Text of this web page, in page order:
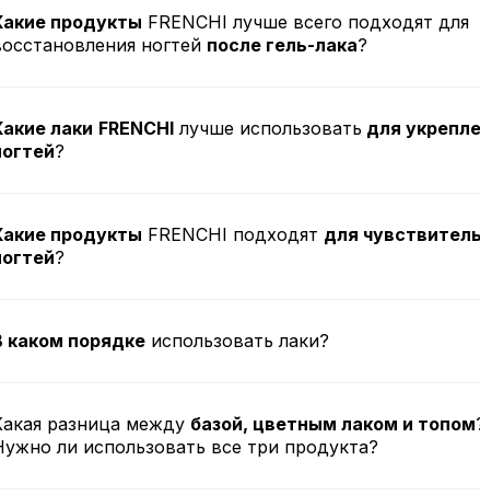
продукты FRENCHI лучше всего подходят для
ногтей после гель-лака?
лаки FRENCHI лучше использовать для
?
продукты FRENCHI подходят для
?
каком порядке использовать лаки?
разница между базой, цветным лаком и топом
ли использовать все три продукта?